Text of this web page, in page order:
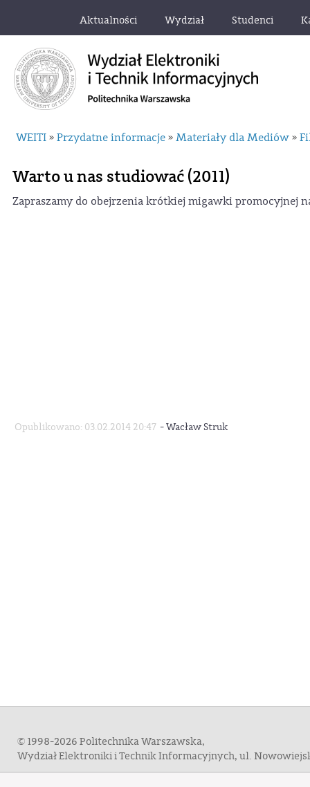
Aktualności Wydział Studenci
WEITI » Przydatne informacje » Materiały dla Mediów »
Warto u nas studiować (2011)
Zapraszamy do obejrzenia krótkiej migawki promocyjnej
Opublikowano: 03.02.2014 20:47 -Wacław Struk
© 1998-2026 Politechnika Warszawska,
Wydział Elektroniki i Technik Informacyjnych, ul.